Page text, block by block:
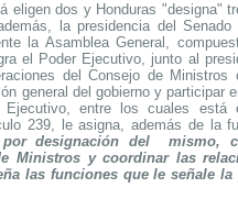
dos y Honduras "designa"
la presidencia del
la Asamblea General,
el Poder Ejecutivo, junto al
del Consejo de
general del gobierno y participar
entre los cuales está
239, le asigna, además de la
por designación del mismo,
y coordinar las
las funciones que le señale